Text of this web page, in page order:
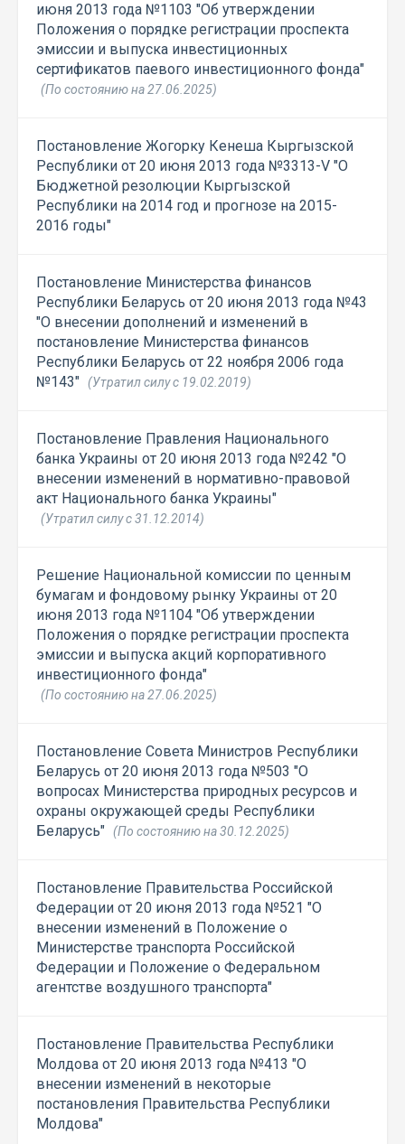
июня 2013 года №1103 "Об утверждении
Положения о порядке регистрации проспекта
эмиссии и выпуска инвестиционных
сертификатов паевого инвестиционного фонда"
(По состоянию на 27.06.2025)
Постановление Жогорку Кенеша Кыргызской
Республики от 20 июня 2013 года №3313-V "О
Бюджетной резолюции Кыргызской
Республики на 2014 год и прогнозе на 2015-
2016 годы"
Постановление Министерства финансов
Республики Беларусь от 20 июня 2013 года №43
"О внесении дополнений и изменений в
постановление Министерства финансов
Республики Беларусь от 22 ноября 2006 года
№143" (Утратил силу с 19.02.2019)
Постановление Правления Национального
банка Украины от 20 июня 2013 года №242 "О
внесении изменений в нормативно-правовой
акт Национального банка Украины"
(Утратил силу с 31.12.2014)
Решение Национальной комиссии по ценным
бумагам и фондовому рынку Украины от 20
июня 2013 года №1104 "Об утверждении
Положения о порядке регистрации проспекта
эмиссии и выпуска акций корпоративного
инвестиционного фонда"
(По состоянию на 27.06.2025)
Постановление Совета Министров Республики
Беларусь от 20 июня 2013 года №503 "О
вопросах Министерства природных ресурсов и
охраны окружающей среды Республики
Беларусь" (По состоянию на 30.12.2025)
Постановление Правительства Российской
Федерации от 20 июня 2013 года №521 "О
внесении изменений в Положение о
Министерстве транспорта Российской
Федерации и Положение о Федеральном
агентстве воздушного транспорта"
Постановление Правительства Республики
Молдова от 20 июня 2013 года №413 "О
внесении изменений в некоторые
постановления Правительства Республики
Молдова"